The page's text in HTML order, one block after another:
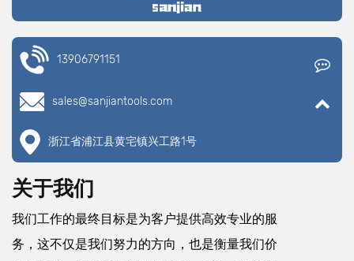
13906791151
sales@sanjiantools.com
浙江省浦江县黄宅镇兴工路1号
关于我们
我们工作的最终目标是为客户提供高效专业的服
务，这不仅是我们努力的方向，也是衡量我们价